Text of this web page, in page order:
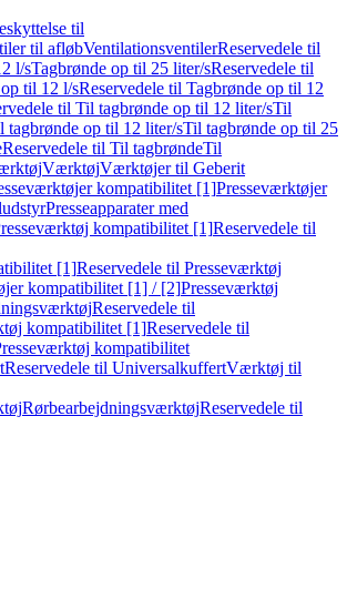
til
til afløbVentilationsventilerReservedele til
l/sTagbrønde op til 25 liter/sReservedele til
til 12 l/sReservedele til Tagbrønde op til 12
til Til tagbrønde op til 12 liter/sTil
tagbrønde op til 12 liter/sTil tagbrønde op til 25
Reservedele til Til tagbrøndeTil
VærktøjVærktøjer til Geberit
kompatibilitet [1]Presseværktøjer
Presseapparater med
kompatibilitet [1]Reservedele til
[1]Reservedele til Presseværktøj
kompatibilitet [1] / [2]Presseværktøj
Reservedele til
kompatibilitet [1]Reservedele til
kompatibilitet
Reservedele til UniversalkuffertVærktøj til
RørbearbejdningsværktøjReservedele til